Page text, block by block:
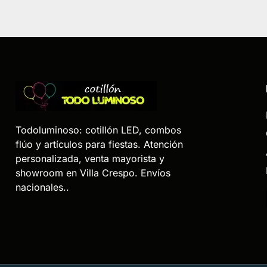
Todoluminoso: cotillón LED, combos
flúo y artículos para fiestas. Atención
personalizada, venta mayorista y
showroom en Villa Crespo. Envíos
nacionales..